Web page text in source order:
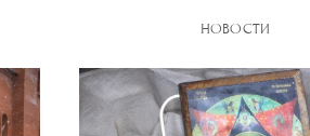
НОВОСТИ